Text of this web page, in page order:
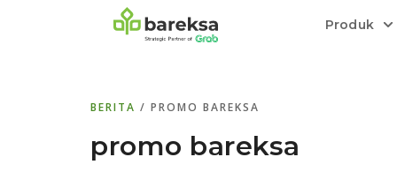
Produk
Transaksi cepat,
Menyediakan layanan manajemen
Informasi terkini dan tepercaya terkait
Kenali rekam jejak dan
BERITA / PROMO BAREKSA
promo bareksa